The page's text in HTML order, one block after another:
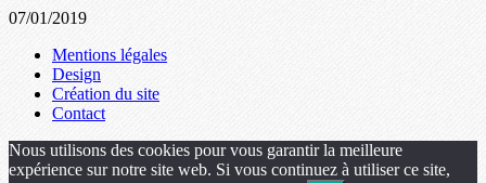
07/01/2019
Mentions légales
Design
Création du site
Contact
Nous utilisons des cookies pour vous garantir la meilleure
expérience sur notre site web. Si vous continuez à utiliser ce site,